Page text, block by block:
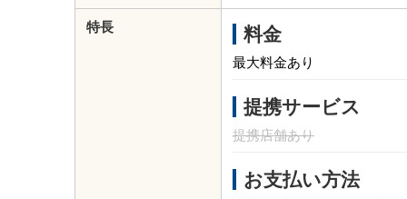
特長 料金
最大料金あり
提携サービス
提携店舗あり
お支払い方法